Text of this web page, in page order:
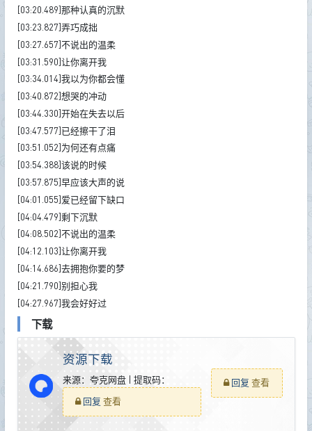
[03:20.489]那种认真的沉默
[03:23.827]弄巧成拙
[03:27.657]不说出的温柔
[03:31.590]让你离开我
[03:34.014]我以为你都会懂
[03:40.872]想哭的冲动
[03:44.330]开始在失去以后
[03:47.577]已经擦干了泪
[03:51.052]为何还有点痛
[03:54.388]该说的时候
[03:57.875]早应该大声的说
[04:01.055]爱已经留下缺口
[04:04.479]剩下沉默
[04:08.502]不说出的温柔
[04:12.103]让你离开我
[04:14.686]去拥抱你要的梦
[04:21.790]别担心我
[04:27.967]我会好好过
下载
资源下载
来源：夸克网盘 | 提取码：
回复查看
回复查看